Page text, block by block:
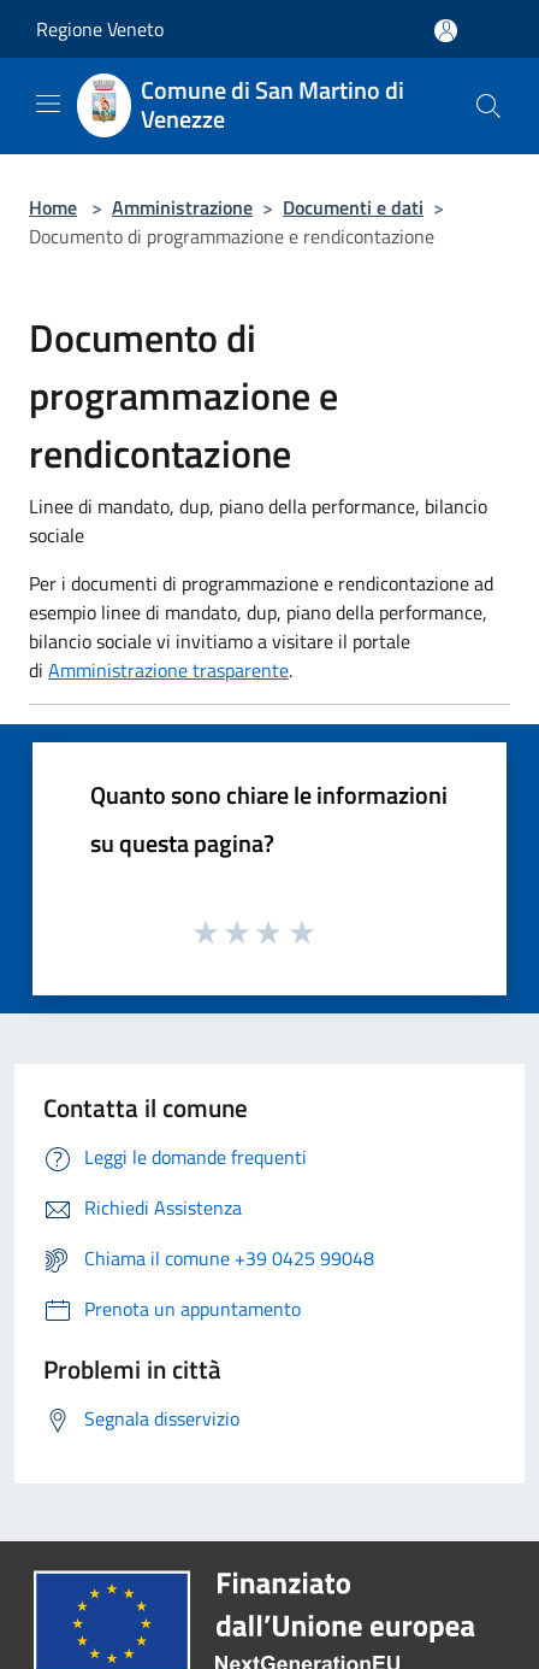
Regione Veneto
Comune di San Martino di
Venezze
Home > Amministrazione > Documenti e dati >
Documento di programmazione e rendicontazione
Documento di
programmazione e
rendicontazione
Linee di mandato, dup, piano della performance, bilancio
sociale
Per i documenti di programmazione e rendicontazione ad
esempio linee di mandato, dup, piano della performance,
bilancio sociale vi invitiamo a visitare il portale
di Amministrazione trasparente.
Quanto sono chiare le informazioni
su questa pagina?
Contatta il comune
Leggi le domande frequenti
Richiedi Assistenza
Chiama il comune +39 0425 99048
Prenota un appuntamento
Problemi in città
Segnala disservizio